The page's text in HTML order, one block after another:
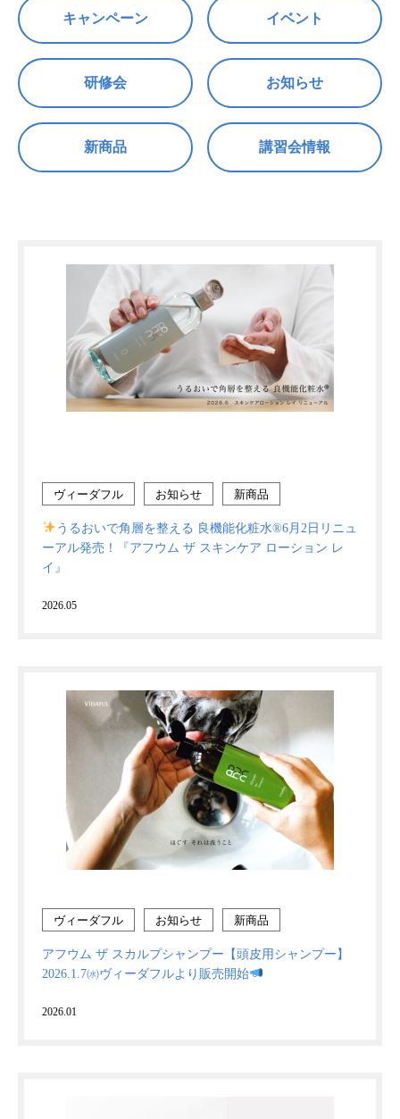
キャンペーン イベント
研修会 お知らせ
新商品 講習会情報
ヴィーダフル お知らせ 新商品
うるおいで角層を整える 良機能化粧水®6月2日リニュ
ーアル発売！『アフウム ザ スキンケア ローション レ
イ』
2026.05
ヴィーダフル お知らせ 新商品
アフウム ザ スカルプシャンプー【頭皮用シャンプー】
2026.1.7㈬ヴィーダフルより販売開始
2026.01